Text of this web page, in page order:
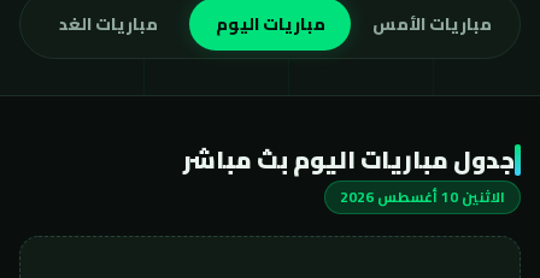
مباريات الأمس مباريات اليوم مباريات الغد
جدول مباريات اليوم بث مباشر
الاثنين 10 أغسطس 2026